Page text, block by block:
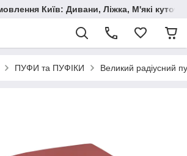
Київ: Дивани, Ліжка, М'які
ПУФИ та ПУФІКИ Великий радіусний